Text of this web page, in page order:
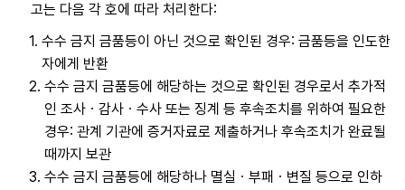
고는 다음 각 호에 따라 처리한다:
1. 수수 금지 금품등이 아닌 것으로 확인된 경우: 금품등을 인도한
자에게 반환
2. 수수 금지 금품등에 해당하는 것으로 확인된 경우로서 추가적
인 조사ㆍ감사ㆍ수사 또는 징계 등 후속조치를 위하여 필요한
경우: 관계 기관에 증거자료로 제출하거나 후속조치가 완료될
때까지 보관
3. 수수 금지 금품등에 해당하나 멸실ㆍ부패ㆍ변질 등으로 인하